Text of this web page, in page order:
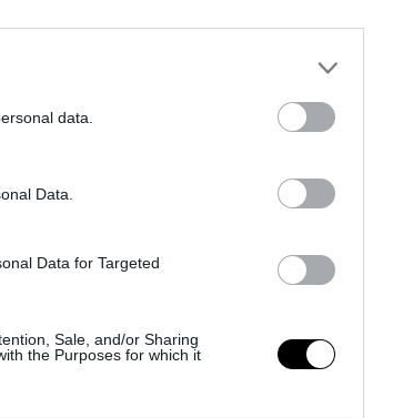
data.
Data.
Data for Targeted
Sale, and/or Sharing
the Purposes for which it
hasonló a klímája, mint
Keressünk ehhez egy